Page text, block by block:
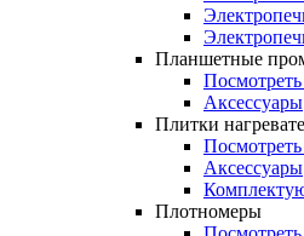
Планшетные
Аксессуары
Плитки
Аксессуары
Плотномеры